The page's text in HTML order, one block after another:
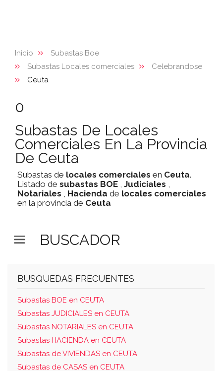
Inicio
Subastas Boe
Subastas Locales comerciales
Celebrandose
Ceuta
0
Subastas De Locales
Comerciales En La Provincia
De Ceuta
Subastas de locales comerciales en Ceuta.
Listado de subastas BOE , Judiciales ,
Notariales , Hacienda de locales comerciales
en la provincia de Ceuta
BUSCADOR
BUSQUEDAS FRECUENTES
Subastas BOE en CEUTA
Subastas JUDICIALES en CEUTA
Subastas NOTARIALES en CEUTA
Subastas HACIENDA en CEUTA
Subastas de VIVIENDAS en CEUTA
Subastas de CASAS en CEUTA